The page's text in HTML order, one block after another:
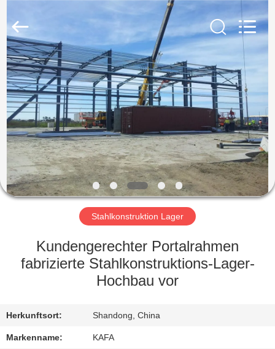
ZU
HAUSE
PRODUKTE
VIDEOS
VR
ÜBER
WERKSBESICHTIGUNG
Ltd..
Rights
Reserved.
Stahlkonstruktion Lager
Kundengerechter Portalrahmen
fabrizierte Stahlkonstruktions-Lager-
Hochbau vor
Herkunftsort: Shandong, China
Markenname: KAFA